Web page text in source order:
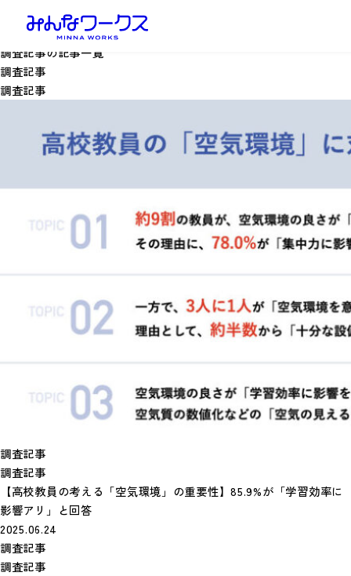
調査記事の記事一覧
調査記事
調査記事
調査記事
調査記事
【高校教員の考える「空気環境」の重要性】85.9%が「学習効率に
影響アリ」と回答
2025.06.24
調査記事
調査記事